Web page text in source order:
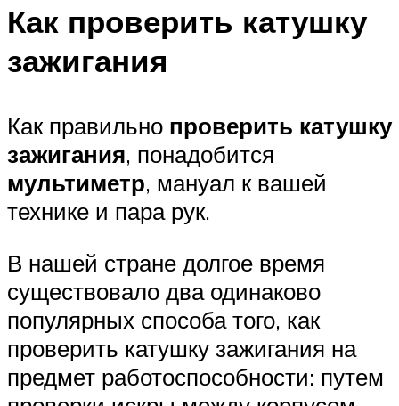
Как проверить катушку
зажигания
Как правильно проверить катушку
зажигания, понадобится
мультиметр, мануал к вашей
технике и пара рук.
В нашей стране долгое время
существовало два одинаково
популярных способа того, как
проверить катушку зажигания на
предмет работоспособности: путем